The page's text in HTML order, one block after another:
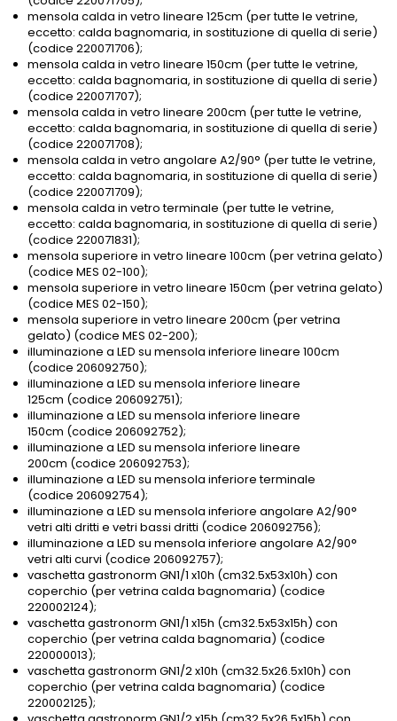
mensola calda in vetro lineare 125cm (per tutte le vetrine,
eccetto: calda bagnomaria, in sostituzione di quella di serie)
(codice 220071706);
mensola calda in vetro lineare 150cm (per tutte le vetrine,
eccetto: calda bagnomaria, in sostituzione di quella di serie)
(codice 220071707);
mensola calda in vetro lineare 200cm (per tutte le vetrine,
eccetto: calda bagnomaria, in sostituzione di quella di serie)
(codice 220071708);
mensola calda in vetro angolare A2/90° (per tutte le vetrine,
eccetto: calda bagnomaria, in sostituzione di quella di serie)
(codice 220071709);
mensola calda in vetro terminale (per tutte le vetrine,
eccetto: calda bagnomaria, in sostituzione di quella di serie)
(codice 220071831);
mensola superiore in vetro lineare 100cm (per vetrina gelato)
(codice MES 02-100);
mensola superiore in vetro lineare 150cm (per vetrina gelato)
(codice MES 02-150);
mensola superiore in vetro lineare 200cm (per vetrina
gelato) (codice MES 02-200);
illuminazione a LED su mensola inferiore lineare 100cm
(codice 206092750);
illuminazione a LED su mensola inferiore lineare
125cm (codice 206092751);
illuminazione a LED su mensola inferiore lineare
150cm (codice 206092752);
illuminazione a LED su mensola inferiore lineare
200cm (codice 206092753);
illuminazione a LED su mensola inferiore terminale
(codice 206092754);
illuminazione a LED su mensola inferiore angolare A2/90°
vetri alti dritti e vetri bassi dritti (codice 206092756);
illuminazione a LED su mensola inferiore angolare A2/90°
vetri alti curvi (codice 206092757);
vaschetta gastronorm GN1/1 x10h (cm32.5x53x10h) con
coperchio (per vetrina calda bagnomaria) (codice
220002124);
vaschetta gastronorm GN1/1 x15h (cm32.5x53x15h) con
coperchio (per vetrina calda bagnomaria) (codice
220000013);
vaschetta gastronorm GN1/2 x10h (cm32.5x26.5x10h) con
coperchio (per vetrina calda bagnomaria) (codice
220002125);